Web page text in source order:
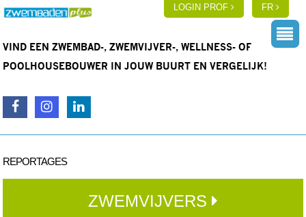
LOGIN PROF FR
VIND EEN ZWEMBAD-, ZWEMVIJVER-, WELLNESS- OF
POOLHOUSEBOUWER IN JOUW BUURT EN VERGELIJK!
REPORTAGES
ZWEMVIJVERS